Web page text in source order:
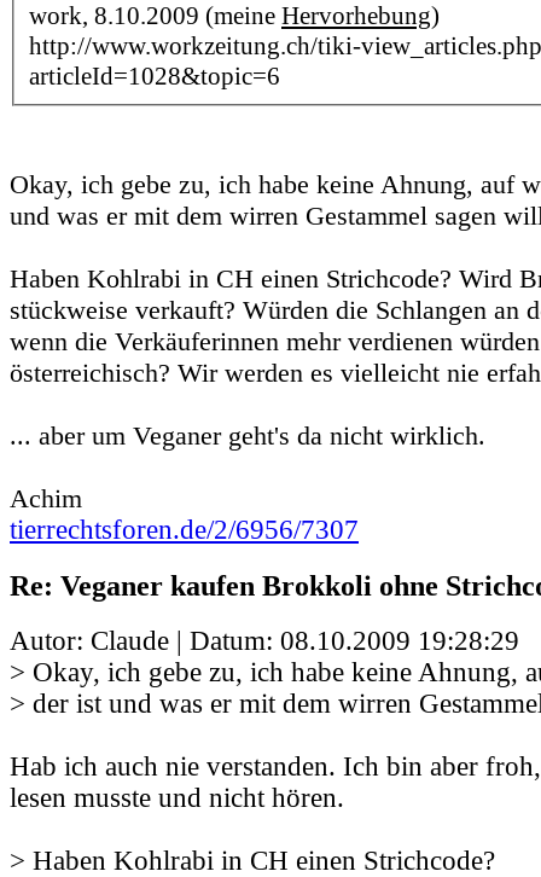
work, 8.10.2009 (meine Hervorhebung)
http://www.workzeitung.ch/tiki-
articleId=1028&topic=6
Okay, ich gebe zu, ich habe keine Ahnung, auf
und was er mit dem wirren Gestammel sagen
Haben Kohlrabi in CH einen Strichcode? Wird
stückweise verkauft? Würden die Schlangen an
wenn die Verkäuferinnen mehr verdienen
österreichisch? Wir werden es vielleicht nie
... aber um Veganer geht's da nicht wirklich.
Achim
tierrechtsforen.de/2/6956/7307
Re: Veganer kaufen Brokkoli ohne
Autor: Claude | Datum: 08.10.2009 19:28:29
> Okay, ich gebe zu, ich habe keine Ahnung,
> der ist und was er mit dem wirren
Hab ich auch nie verstanden. Ich bin aber
lesen musste und nicht hören.
> Haben Kohlrabi in CH einen Strichcode?